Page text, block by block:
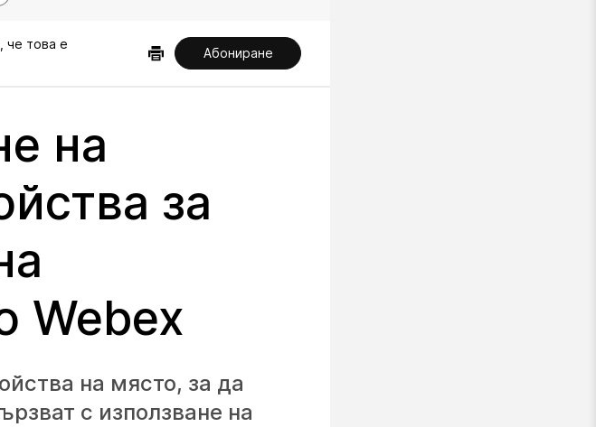
че това е
Абониране
на
за
Webex
на място, за да
с използване на